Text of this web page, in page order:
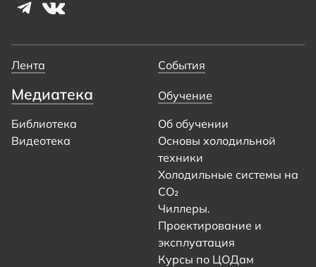
Лента События
Медиатека
Библиотека
Видеотека
Обучение
Об обучении
Основы холодильной
техники
Холодильные системы на
CO₂
Чиллеры.
Проектирование и
эксплуатация
Курсы по ЦОДам